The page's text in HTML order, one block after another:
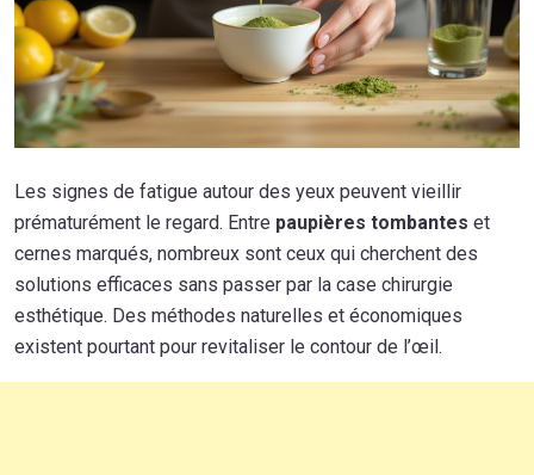
Les signes de fatigue autour des yeux peuvent vieillir
prématurément le regard. Entre paupières tombantes et
cernes marqués, nombreux sont ceux qui cherchent des
solutions efficaces sans passer par la case chirurgie
esthétique. Des méthodes naturelles et économiques
existent pourtant pour revitaliser le contour de l’œil.